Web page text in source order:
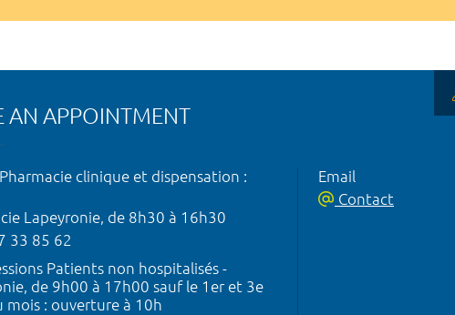
AN APPOINTMENT
clinique et dispensation :
Lapeyronie, de 8h30 à 16h30
33 85 62
Patients non hospitalisés -
de 9h00 à 17h00 sauf le 1er et 3e
mois : ouverture à 10h
Email
Contact